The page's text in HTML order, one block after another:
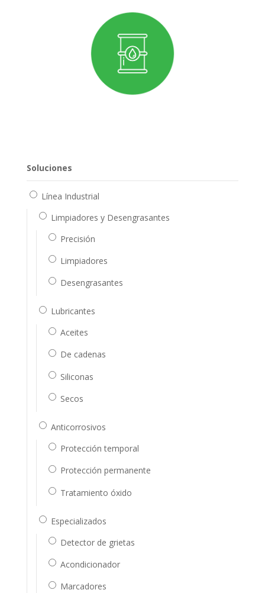
Soluciones
Línea Industrial
Limpiadores y Desengrasantes
Precisión
Limpiadores
Desengrasantes
Lubricantes
Aceites
De cadenas
Siliconas
Secos
Anticorrosivos
Protección temporal
Protección permanente
Tratamiento óxido
Especializados
Detector de grietas
Acondicionador
Marcadores